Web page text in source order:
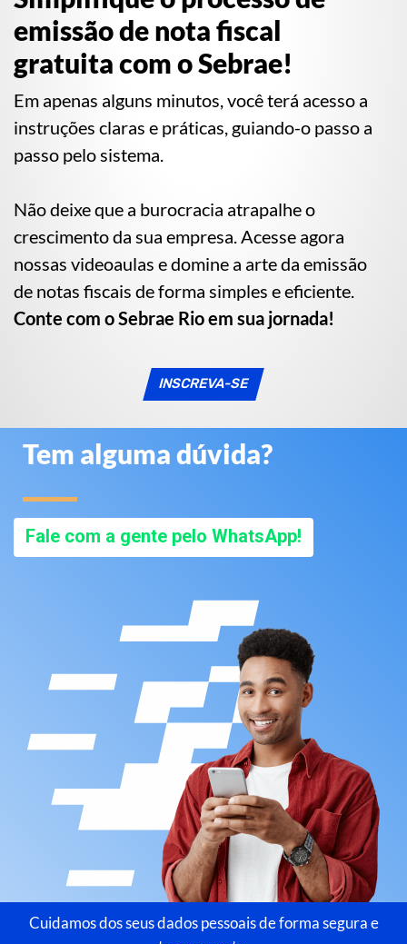
emissão de nota fiscal
gratuita com o Sebrae!
Em apenas alguns minutos, você terá acesso a
instruções claras e práticas, guiando-o passo a
passo pelo sistema.
Não deixe que a burocracia atrapalhe o
crescimento da sua empresa. Acesse agora
nossas videoaulas e domine a arte da emissão
de notas fiscais de forma simples e eficiente.
Conte com o Sebrae Rio em sua jornada!
INSCREVA-SE
Tem alguma dúvida?
Fale com a gente pelo WhatsApp!
Cuidamos dos seus dados pessoais de forma segura e